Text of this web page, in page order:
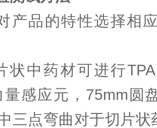
产品的特性选择相
状中药材可进行
量感应元，75mm圆
三点弯曲对于切片